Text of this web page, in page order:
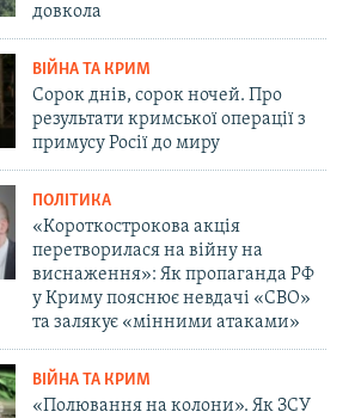
довкола
ВІЙНА ТА КРИМ
Сорок днів, сорок ночей. Про
результати кримської операції з
примусу Росії до миру
ПОЛІТИКА
«Короткострокова акція
перетворилася на війну на
виснаження»: Як пропаганда РФ
у Криму пояснює невдачі «СВО»
та залякує «мінними атаками»
ВІЙНА ТА КРИМ
«Полювання на колони». Як ЗСУ